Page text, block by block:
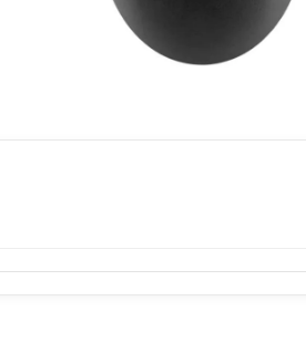
Böyütmək üçün klikləyin